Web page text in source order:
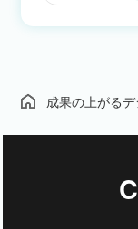
成果の上がる